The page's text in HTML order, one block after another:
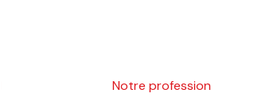
Notre profession